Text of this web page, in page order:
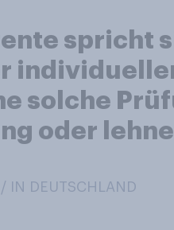
spricht
solche
oder
IN DEUTSCHLAND